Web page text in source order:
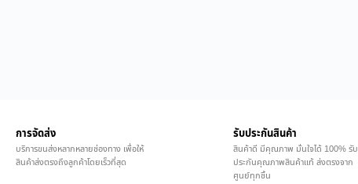
การจัดส่ง
บริการขนส่งหลากหลายช่องทาง เพื่อให้
สินค้าส่งตรงถึงลูกค้าโดยเร็วที่สุด
รับประกันสินค้า
สินค้าดี มีคุณภาพ มั่นใจได้ 100% รับ
ประกันคุณภาพสินค้าแท้ ส่งตรงจาก
ศูนย์ทุกชิ้น